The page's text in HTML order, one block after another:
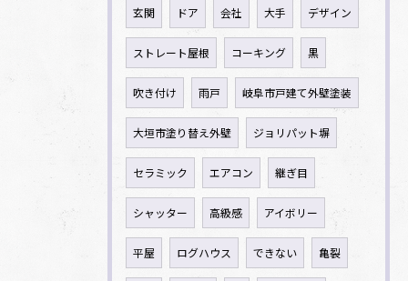
玄関 ドア 会社 大手 デザイン
ストレート屋根 コーキング 黒
吹き付け 雨戸 岐阜市戸建て外壁塗装
大垣市塗り替え外壁 ジョリパット塀
セラミック エアコン 継ぎ目
シャッター 高級感 アイボリー
平屋 ログハウス できない 亀裂